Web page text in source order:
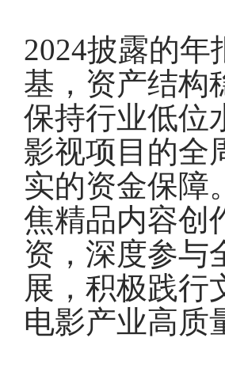
2024披露的
基，资产结构
保持行业低位
影视项目的全
实的资金保障
焦精品内容创
资，深度参与
展，积极践行
电影产业高质